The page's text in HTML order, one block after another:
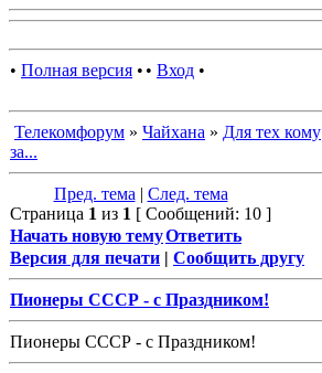
• Полная версия • • Вход •
Телекомфорум » Чайхана » Для тех кому
за...
Пред. тема | След. тема
Страница 1 из 1 [ Сообщений: 10 ]
Начать новую темуОтветить
Версия для печати | Сообщить другу
Пионеры СССР - с Праздником!
Пионеры СССР - с Праздником!